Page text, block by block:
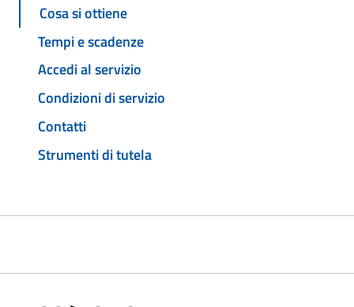
Cosa si ottiene
Tempi e scadenze
Accedi al servizio
Condizioni di servizio
Contatti
Strumenti di tutela